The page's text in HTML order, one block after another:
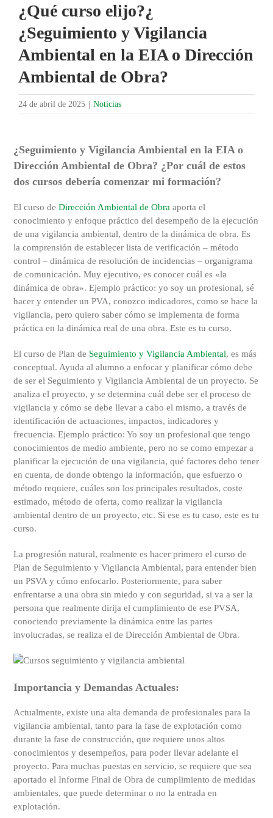
¿Qué curso elijo?¿
¿Seguimiento y Vigilancia
Ambiental en la EIA o Dirección
Ambiental de Obra?
24 de abril de 2025 | Noticias
¿Seguimiento y Vigilancia Ambiental en la EIA o
Dirección Ambiental de Obra? ¿Por cuál de estos
dos cursos debería comenzar mi formación?
El curso deDirección Ambiental de Obra aporta el
conocimiento y enfoque práctico del desempeño de la ejecución
de una vigilancia ambiental, dentro de la dinámica de obra. Es
la comprensión de establecer lista de verificación – método
control – dinámica de resolución de incidencias – organigrama
de comunicación. Muy ejecutivo, es conocer cuál es «la
dinámica de obra». Ejemplo práctico: yo soy un profesional, sé
hacer y entender un PVA, conozco indicadores, como se hace la
vigilancia, pero quiero saber cómo se implementa de forma
práctica en la dinámica real de una obra. Este es tu curso.
El curso de Plan de Seguimiento y Vigilancia Ambiental, es más
conceptual. Ayuda al alumno a enfocar y planificar cómo debe
de ser el Seguimiento y Vigilancia Ambiental de un proyecto. Se
analiza el proyecto, y se determina cuál debe ser el proceso de
vigilancia y cómo se debe llevar a cabo el mismo, a través de
identificación de actuaciones, impactos, indicadores y
frecuencia. Ejemplo práctico: Yo soy un profesional que tengo
conocimientos de medio ambiente, pero no se como empezar a
planificar la ejecución de una vigilancia, qué factores debo tener
en cuenta, de donde obtengo la información, que esfuerzo o
método requiere, cuáles son los principales resultados, coste
estimado, método de oferta, como realizar la vigilancia
ambiental dentro de un proyecto, etc. Si ese es tu caso, este es tu
curso.
La progresión natural, realmente es hacer primero el curso de
Plan de Seguimiento y Vigilancia Ambiental, para entender bien
un PSVA y cómo enfocarlo. Posteriormente, para saber
enfrentarse a una obra sin miedo y con seguridad, si va a ser la
persona que realmente dirija el cumplimiento de ese PVSA,
conociendo previamente la dinámica entre las partes
involucradas, se realiza el de Dirección Ambiental de Obra.
Importancia y Demandas Actuales:
Actualmente, existe una alta demanda de profesionales para la
vigilancia ambiental, tanto para la fase de explotación como
durante la fase de construcción, que requiere unos altos
conocimientos y desempeños, para poder llevar adelante el
proyecto. Para muchas puestas en servicio, se requiere que sea
aportado el Informe Final de Obra de cumplimiento de medidas
ambientales, que puede determinar o no la entrada en
explotación.